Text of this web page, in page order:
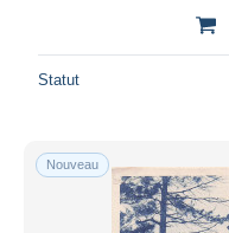
Statut
Nouveau